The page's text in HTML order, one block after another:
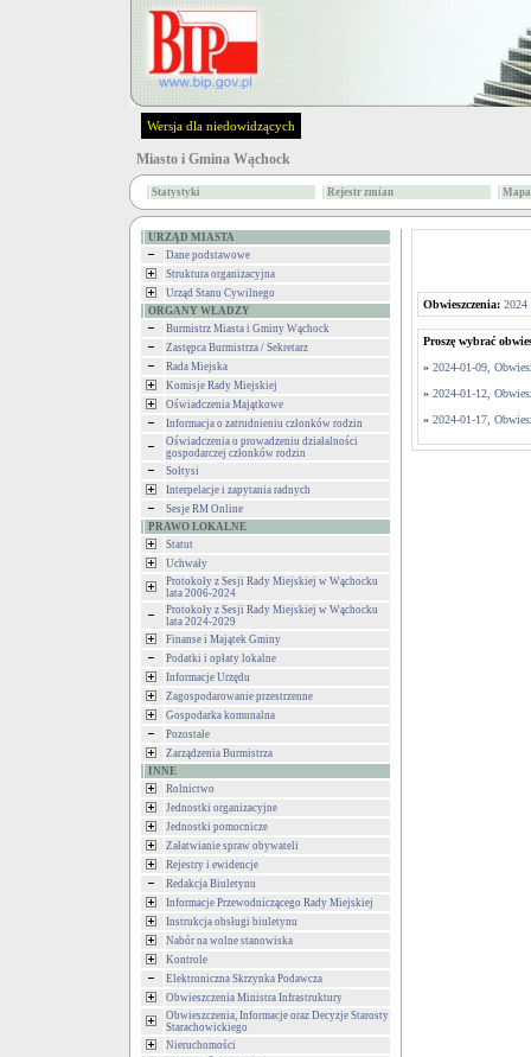
Wersja dla niedowidzących
Miasto i Gmina Wąchock
Statystyki Rejestr zmian
URZĄD MIASTA
Dane podstawowe
Struktura organizacyjna
Urząd Stanu Cywilnego
ORGANY WŁADZY
Burmistrz Miasta i Gminy Wąchock
Zastępca Burmistrza / Sekretarz
Rada Miejska
Komisje Rady Miejskiej
Oświadczenia Majątkowe
Informacja o zatrudnieniu członków rodzin
Oświadczenia o prowadzeniu działalności
gospodarczej członków rodzin
Sołtysi
Interpelacje i zapytania radnych
Sesje RM Online
PRAWO LOKALNE
Statut
Uchwały
Protokoły z Sesji Rady Miejskiej w Wąchocku
lata 2006-2024
Protokoły z Sesji Rady Miejskiej w Wąchocku
lata 2024-2029
Finanse i Majątek Gminy
Podatki i opłaty lokalne
Informacje Urzędu
Zagospodarowanie przestrzenne
Gospodarka komunalna
Pozostałe
Zarządzenia Burmistrza
INNE
Rolnictwo
Jednostki organizacyjne
Jednostki pomocnicze
Załatwianie spraw obywateli
Rejestry i ewidencje
Redakcja Biuletynu
Informacje Przewodniczącego Rady Miejskiej
Instrukcja obsługi biuletynu
Nabór na wolne stanowiska
Kontrole
Elektroniczna Skrzynka Podawcza
Obwieszczenia Ministra Infrastruktury
Obwieszczenia, Informacje oraz Decyzje Starosty
Starachowickiego
Nieruchomości
Obwieszczenia: 2024
Proszę wybrać
» 2024-01-09,
» 2024-01-12,
» 2024-01-17,